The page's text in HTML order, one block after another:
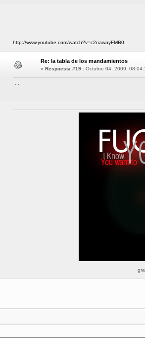
http://www.youtube.com/watch?v=c2nawayFMB0
Re: la tabla de los mandamientos
« Respuesta #19 : Octubre 04, 2009,
¬¬